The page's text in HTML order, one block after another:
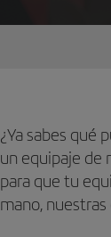
¿Ya sabes qué
un equipaje de
para que tu
mano,